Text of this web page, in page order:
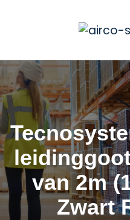
van 2m
Zwart